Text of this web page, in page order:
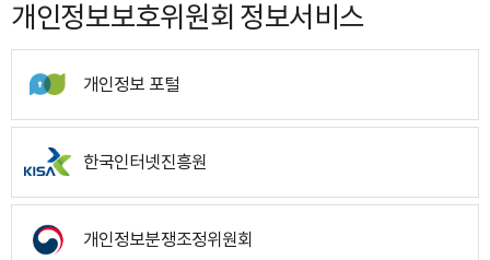
개인정보보호위원회 정보서비스
개인정보 포털
한국인터넷진흥원
개인정보분쟁조정위원회